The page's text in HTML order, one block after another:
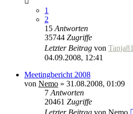
1
2
15 Antworten
35744 Zugriffe
Letzter Beitrag von Tanja81
04.09.2008, 12:41
Meetingbericht 2008
von Nemo » 31.08.2008, 01:09
7 Antworten
20461 Zugriffe